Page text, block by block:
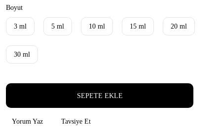
Boyut
3 ml 5 ml 10 ml 15 ml 20 ml
30 ml
SEPETE EKLE
Yorum Yaz Tavsiye Et